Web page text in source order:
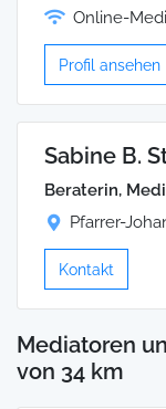
Online-
Profil ansehen
Sabine B.
Beraterin,
Pfarrer-
Kontakt
Mediatoren
von 34 km